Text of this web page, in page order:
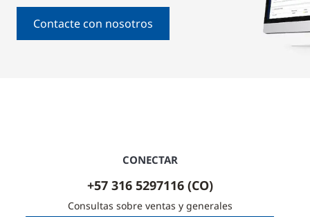
Contacte con nosotros
CONECTAR
+57 316 5297116 (CO)
Consultas sobre ventas y generales